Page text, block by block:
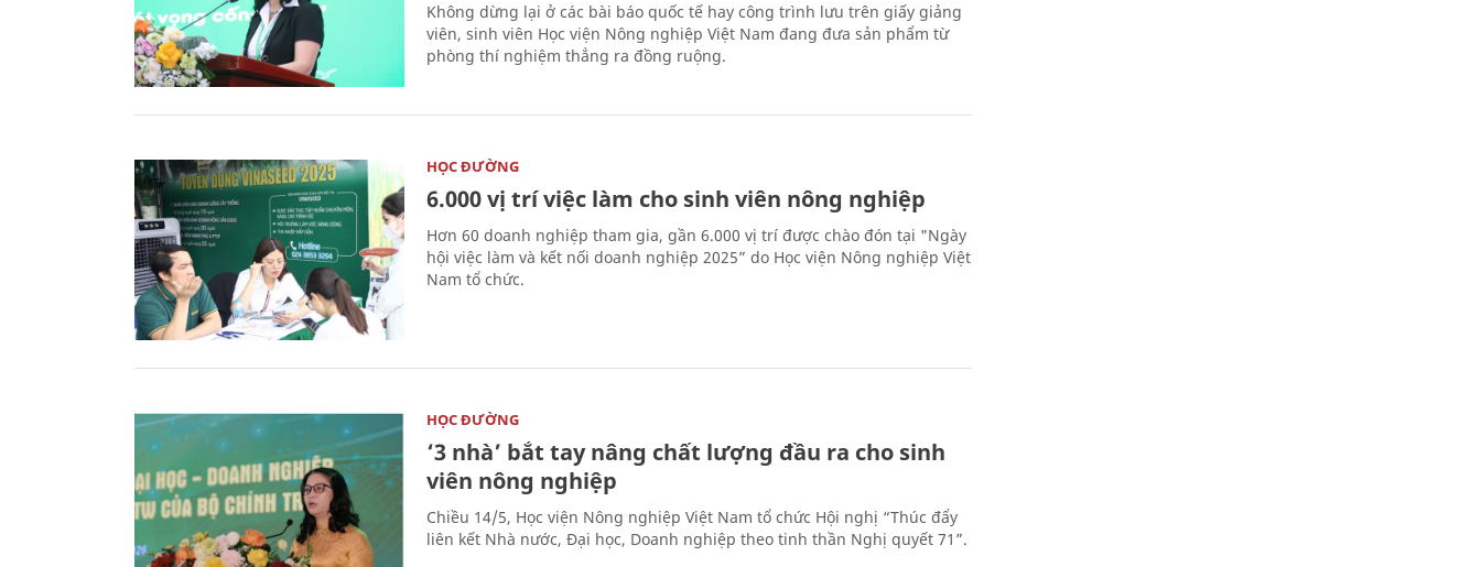
Không dừng lại ở các bài báo quốc tế hay công trình lưu trên giấy giảng
viên, sinh viên Học viện Nông nghiệp Việt Nam đang đưa sản phẩm từ
phòng thí nghiệm thẳng ra đồng ruộng.
HỌC ĐƯỜNG
6.000 vị trí việc làm cho sinh viên nông nghiệp
Hơn 60 doanh nghiệp tham gia, gần 6.000 vị trí được chào đón tại "Ngày
hội việc làm và kết nối doanh nghiệp 2025” do Học viện Nông nghiệp Việt
Nam tổ chức.
HỌC ĐƯỜNG
‘3 nhà’ bắt tay nâng chất lượng đầu ra cho sinh
viên nông nghiệp
Chiều 14/5, Học viện Nông nghiệp Việt Nam tổ chức Hội nghị “Thúc đẩy
liên kết Nhà nước, Đại học, Doanh nghiệp theo tinh thần Nghị quyết 71”.